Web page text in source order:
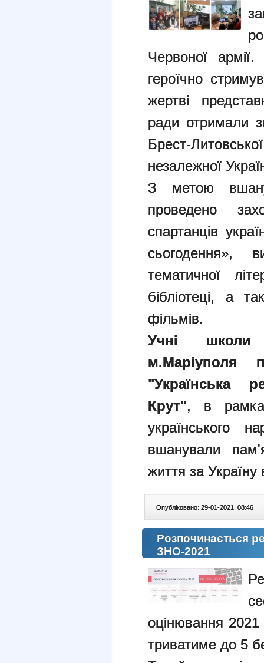
Червоної
героїчно
жертві
ради отримали
Брест-
незалежної
З метою
проведено
спартанців
сьогодення»,
тематичної
бібліотеці, а
фільмів.
Учні школи
м.Маріуполя
"Українська
Крут", в
українського
вшанували
життя за Україну
Опубліковано: 29-01-2021, 08:46 |
Розпочинається
ЗНО-2021
оцінювання 2021
триватиме до 5